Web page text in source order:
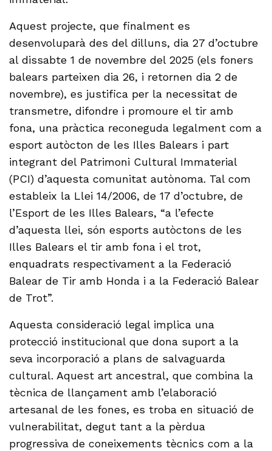
Aquest projecte, que finalment es
desenvoluparà des del dilluns, dia 27 d’octubre
al dissabte 1 de novembre del 2025 (els foners
balears parteixen dia 26, i retornen dia 2 de
novembre), es justifica per la necessitat de
transmetre, difondre i promoure el tir amb
fona, una pràctica reconeguda legalment com a
esport autòcton de les Illes Balears i part
integrant del Patrimoni Cultural Immaterial
(PCI) d’aquesta comunitat autònoma. Tal com
estableix la Llei 14/2006, de 17 d’octubre, de
l’Esport de les Illes Balears, “a l’efecte
d’aquesta llei, són esports autòctons de les
Illes Balears el tir amb fona i el trot,
enquadrats respectivament a la Federació
Balear de Tir amb Honda i a la Federació Balear
de Trot”.
Aquesta consideració legal implica una
protecció institucional que dona suport a la
seva incorporació a plans de salvaguarda
cultural. Aquest art ancestral, que combina la
tècnica de llançament amb l’elaboració
artesanal de les fones, es troba en situació de
vulnerabilitat, degut tant a la pèrdua
progressiva de coneixements tècnics com a la